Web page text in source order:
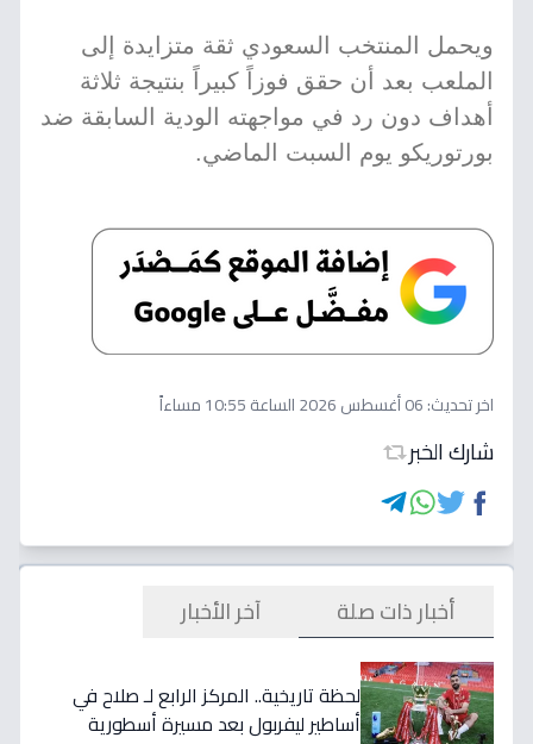
ويحمل المنتخب السعودي ثقة متزايدة إلى
الملعب بعد أن حقق فوزاً كبيراً بنتيجة ثلاثة
أهداف دون رد في مواجهته الودية السابقة ضد
بورتوريكو يوم السبت الماضي.
اخر تحديث:06 أغسطس 2026 الساعة 10:55 مساءاً
شارك الخبر
أخبار ذات صلة آخر الأخبار
لحظة تاريخية.. المركز الرابع لـ صلاح في
أساطير ليفربول بعد مسيرة أسطورية